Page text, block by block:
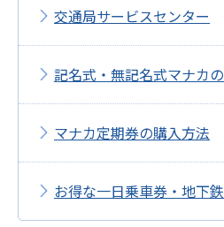
交通局サービスセンター
記名式・無記名式マナカ
マナカ定期券の購入方法
お得な一日乗車券・地下